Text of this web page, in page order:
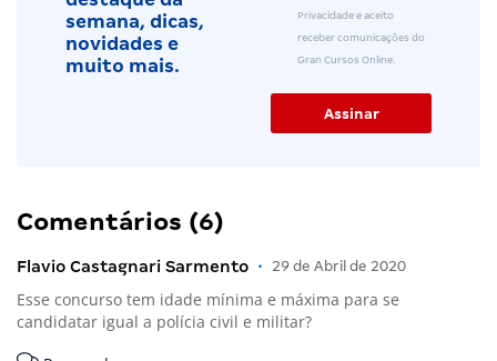
semana, dicas,
novidades e
muito mais.
Privacidade e aceito
receber comunicações do
Gran Cursos Online.
Comentários (6)
Flavio Castagnari Sarmento • 29 de Abril de 2020
Esse concurso tem idade mínima e máxima para se
candidatar igual a polícia civil e militar?